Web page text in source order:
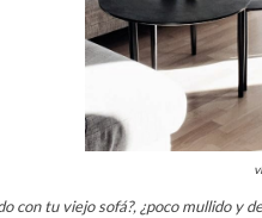
con tu viejo sofá?, ¿poco mullido y